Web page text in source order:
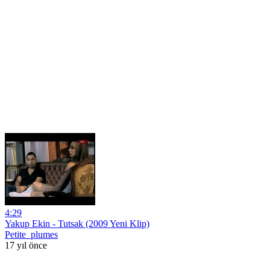
4:29
Yakup Ekin - Tutsak (2009 Yeni Klip)
Petite_plumes
17 yıl önce